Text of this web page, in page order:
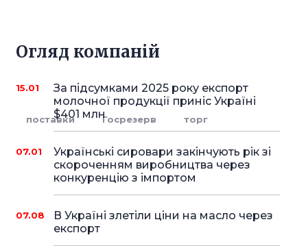
поставки Госрезерв торг
Огляд компаній
15.01
За підсумками 2025 року експорт
молочної продукції приніс Україні
$401 млн
07.01
Українські сировари закінчують рік зі
скороченням виробництва через
конкуренцію з імпортом
07.08
В Україні злетіли ціни на масло через
експорт